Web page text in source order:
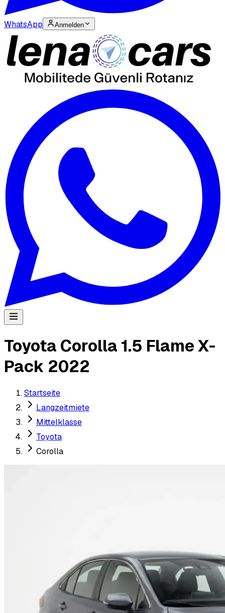
WhatsApp Anmelden
Toyota Corolla 1.5 Flame X-
Pack 2022
Startseite
Langzeitmiete
Mittelklasse
Toyota
Corolla